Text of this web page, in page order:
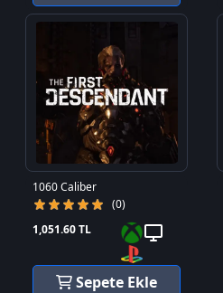
1060 Caliber
(0)
1,051.60 TL
Sepete Ekle